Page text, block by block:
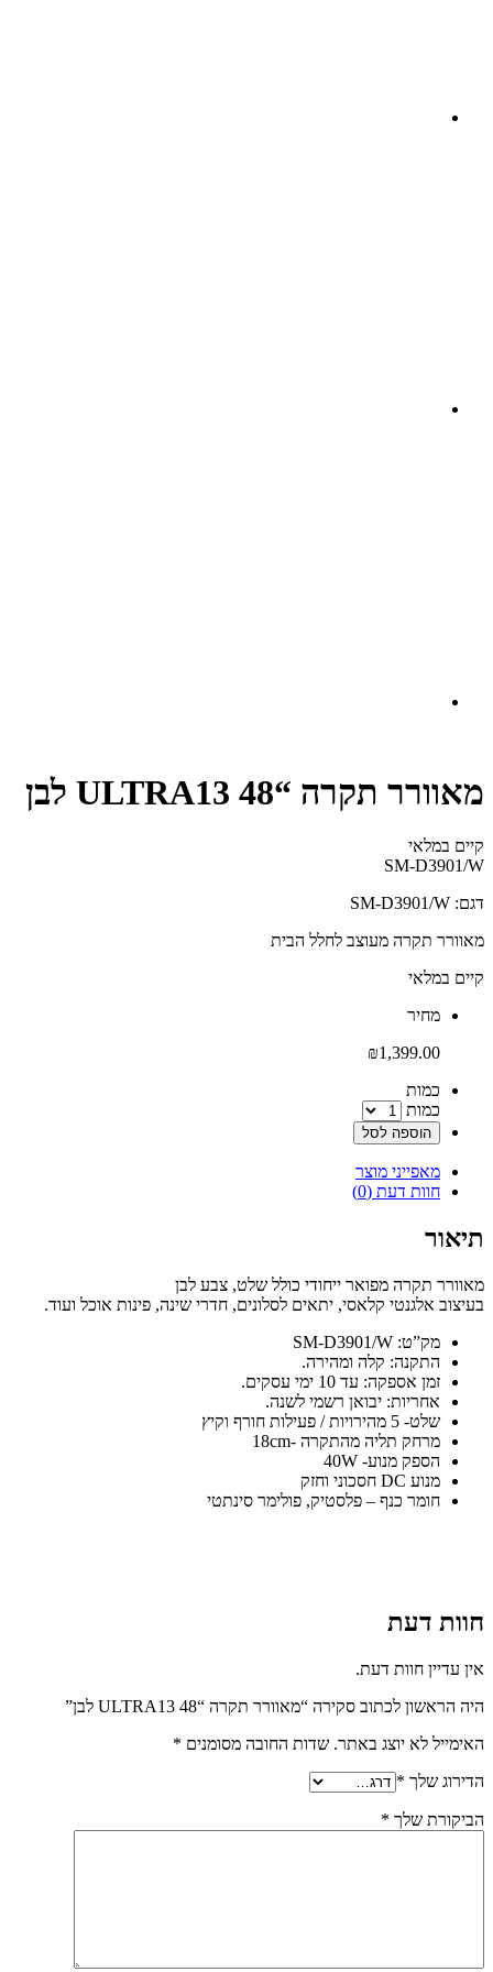
מאוורר תקרה “48 ULTRA13 לבן
קיים במלאי‬
SM-D3901/W
דגם: SM-D3901/W
מאוורר תקרה מעוצב לחלל הבית
קיים במלאי
‫מחיר‬
₪1,399.00
‫כמות‬
כמות
הוספה לסל
מאפייני מוצר
חוות דעת (0)
תיאור
מאוורר תקרה מפואר ייחודי כולל שלט, צבע לבן
בעיצוב אלגנטי קלאסי, יתאים לסלונים, חדרי שינה, פינות אוכל ועוד.
מק”ט: SM-D3901/W
התקנה: קלה ומהירה.
זמן אספקה: עד 10 ימי עסקים.
אחריות: יבואן רשמי לשנה.
שלט- 5 מהירויות / פעילות חורף וקיץ
מרחק תליה מהתקרה -18cm
הספק מנוע- 40W
מנוע DC חסכוני וחזק
חומר כנף – פלסטיק, פולימר סינתטי
חוות דעת
אין עדיין חוות דעת.
היה הראשון לכתוב סקירה “מאוורר תקרה “48 ULTRA13 לבן”
האימייל לא יוצג באתר. שדות החובה מסומנים *
הדירוג שלך *
הביקורת שלך *